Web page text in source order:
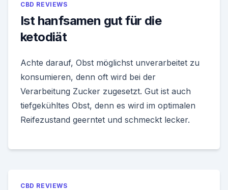
CBD REVIEWS
Ist hanfsamen gut für die
ketodiät
Achte darauf, Obst möglichst unverarbeitet zu
konsumieren, denn oft wird bei der
Verarbeitung Zucker zugesetzt. Gut ist auch
tiefgekühltes Obst, denn es wird im optimalen
Reifezustand geerntet und schmeckt lecker.
CBD REVIEWS